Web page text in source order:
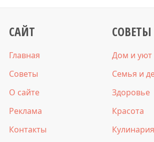
САЙТ
Главная
Советы
О сайте
Реклама
Контакты
СОВЕТЫ
Дом и уют
Семья и
Здоровье
Красота
Кулинария